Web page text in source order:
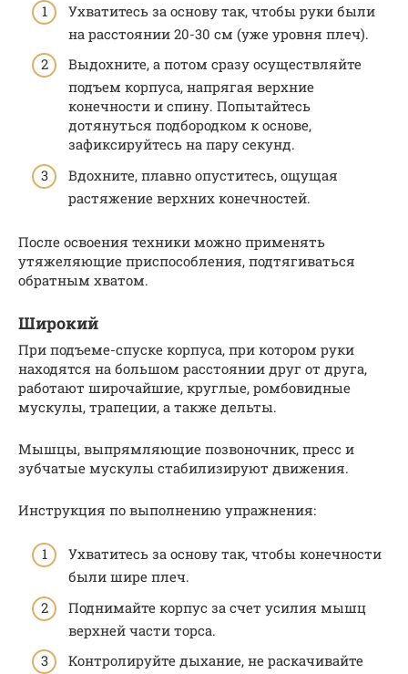
Ухватитесь за основу так, чтобы руки были
на расстоянии 20-30 см (уже уровня плеч).
Выдохните, а потом сразу осуществляйте
подъем корпуса, напрягая верхние
конечности и спину. Попытайтесь
дотянуться подбородком к основе,
зафиксируйтесь на пару секунд.
Вдохните, плавно опуститесь, ощущая
растяжение верхних конечностей.
После освоения техники можно применять
утяжеляющие приспособления, подтягиваться
обратным хватом.
Широкий
При подъеме-спуске корпуса, при котором руки
находятся на большом расстоянии друг от друга,
работают широчайшие, круглые, ромбовидные
мускулы, трапеции, а также дельты.
Мышцы, выпрямляющие позвоночник, пресс и
зубчатые мускулы стабилизируют движения.
Инструкция по выполнению упражнения:
Ухватитесь за основу так, чтобы конечности
были шире плеч.
Поднимайте корпус за счет усилия мышц
верхней части торса.
Контролируйте дыхание, не раскачивайте